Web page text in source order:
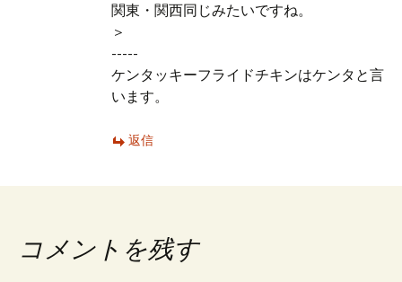
関東・関西同じみたいですね。
＞
-----
ケンタッキーフライドチキンはケンタと言
います。
返信
コメントを残す